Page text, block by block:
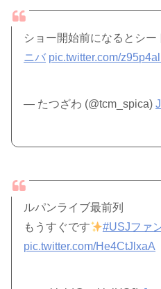
ショー開始前になるとシー
ニバ pic.twitter.com/
— たつざわ (@tcm_spica)
ルパンライブ最前列
もうすぐです
#USJファ
pic.twitter.com/He4CtJlxaA